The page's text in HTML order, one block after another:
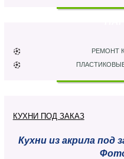
РЕМОНТ
КУХНИ ПОД ЗАКАЗ
Кухни из акрила под